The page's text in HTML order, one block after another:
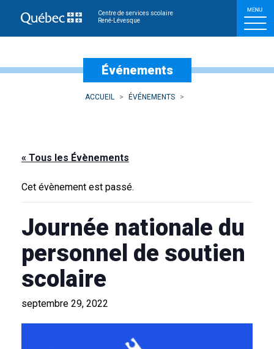
Centre de services scolaire
René-Lévesque
Événements
ACCUEIL ÉVÉNEMENTS
« Tous les Évènements
Cet évènement est passé.
Journée nationale du
personnel de soutien
scolaire
septembre 29, 2022